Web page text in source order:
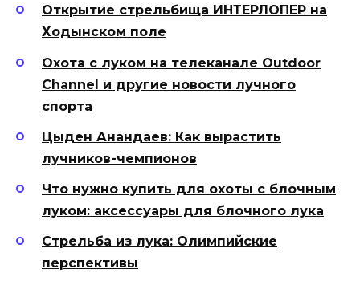
Открытие стрельбища ИНТЕРЛОПЕР на
Ходынском поле
Охота с луком на телеканале Outdoor
Channel и другие новости лучного
спорта
Цыден Анандаев: Как вырастить
лучников-чемпионов
Что нужно купить для охоты с блочным
луком: аксессуары для блочного лука
Стрельба из лука: Олимпийские
перспективы